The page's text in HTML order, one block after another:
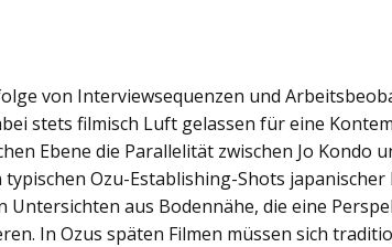
von Interviewsequenzen und
stets filmisch Luft gelassen für eine
Ebene die Parallelität zwischen Jo Kondo
typischen Ozu-Establishing-Shots
aus Bodennähe, die eine
In Ozus späten Filmen müssen sich